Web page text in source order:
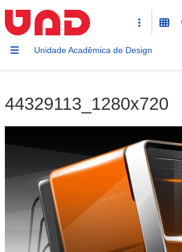
Unidade Acadêmica de Design
44329113_1280x720